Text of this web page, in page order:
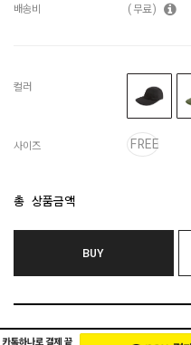
배송비 (무료)
컬러
사이즈 FREE
총 상품금액
BUY